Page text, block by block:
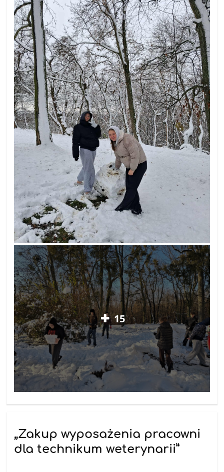
15
„Zakup wyposażenia pracowni
dla technikum weterynarii”